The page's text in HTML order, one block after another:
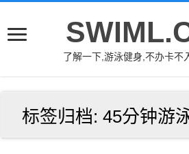
了解一下,游泳健身,不办卡不
标签归档:45分钟游